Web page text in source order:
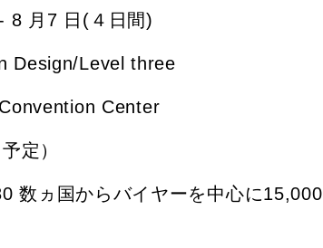
8 月7 日(４日間)
Design/Level three
Center
定）
数ヵ国からバイヤーを中心に15,000